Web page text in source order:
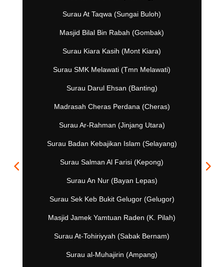
Surau At Taqwa (Sungai Buloh)
Masjid Bilal Bin Rabah (Gombak)
Surau Kiara Kasih (Mont Kiara)
Surau SMK Melawati (Tmn Melawati)
Surau Darul Ehsan (Banting)
Madrasah Cheras Perdana (Cheras)
Surau Ar-Rahman (Jinjang Utara)
Surau Badan Kebajikan Islam (Selayang)
Surau Salman Al Farisi (Kepong)
Surau An Nur (Bayan Lepas)
Surau Sek Keb Bukit Gelugor (Gelugor)
Masjid Jamek Yamtuan Raden (K. Pilah)
Surau At-Tohiriyyah (Sabak Bernam)
Surau al-Muhajirin (Ampang)